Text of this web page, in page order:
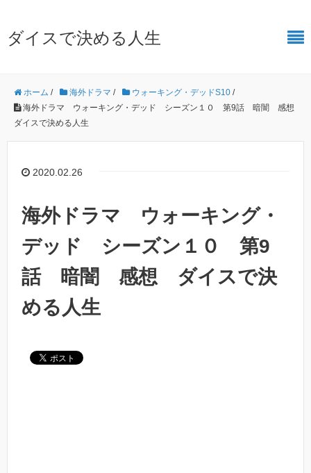
ダイスで決める人生
ホーム / 海外ドラマ / ウォーキング・デッドS10 /
海外ドラマ ウォーキング・デッド シーズン１０ 第9話 暗闇 感想
ダイスで決める人生
2020.02.26
海外ドラマ ウォーキング・
デッド シーズン１０ 第9
話 暗闇 感想 ダイスで決
める人生